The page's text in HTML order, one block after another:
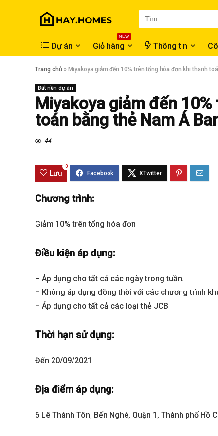
Dự án
NEW
Giỏ hàng Thông tin
Trang chủ » Miyakoya giảm đến 10% trên tổng hóa đơn khi thanh
Đất nền dự án
Miyakoya giảm đến
toán bằng thẻ Nam Á
44
Lưu
0
Chương trình:
Giảm 10% trên tổng hóa đơn
Điều kiện áp dụng:
– Áp dụng cho tất cả các ngày trong tuần.
– Không áp dụng đồng thời với các chương trình
– Áp dụng cho tất cả các loại thẻ JCB
Thời hạn sử dụng:
Đến 20/09/2021
Địa điểm áp dụng:
6 Lê Thánh Tôn, Bến Nghé, Quận 1, Thành phố Hồ